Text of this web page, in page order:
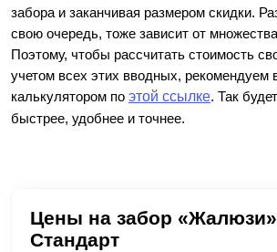
забора и заканчивая размером скидки.
свою очередь, тоже зависит от
Поэтому, чтобы рассчитать стоимость
учетом всех этих вводных, рекомендуем
калькулятором по этой ссылке. Так
быстрее, удобнее и точнее.
Цены на забор
Стандарт